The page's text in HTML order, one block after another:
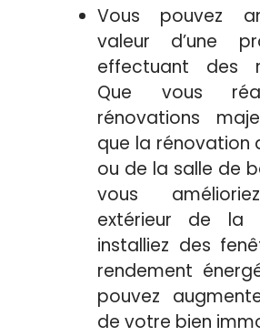
Vous pouvez
valeur d’une
effectuant des
Que vous
rénovations
que la rénovation
ou de la salle de
vous
extérieur de la
installiez des
rendement
pouvez
de votre bien